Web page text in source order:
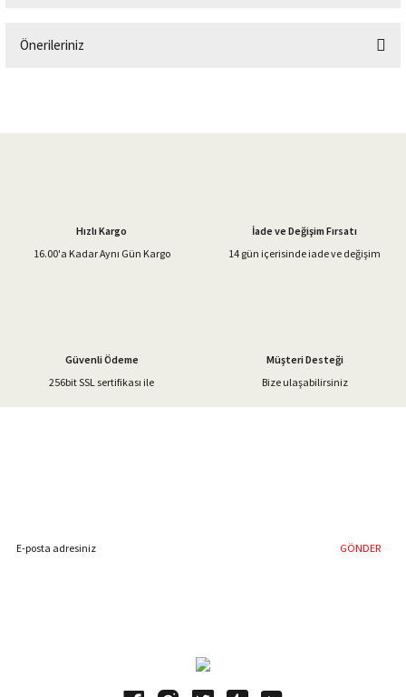
Önerileriniz
Ürün bilgilerinde hatalar bulunuyor.
Gönder
Hızlı Kargo
16.00'a Kadar Aynı Gün Kargo
İade ve Değişim Fırsatı
14 gün içerisinde iade ve değişim
Güvenli Ödeme
256bit SSL sertifikası ile
Müşteri Desteği
Bize ulaşabilirsiniz
GÖNDER